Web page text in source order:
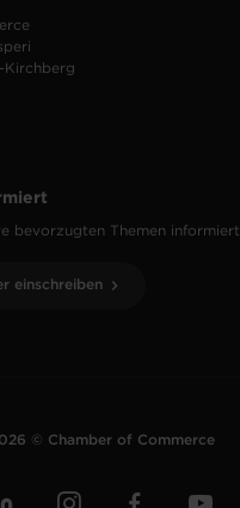
bevorzugten Themen informiert.
einschreiben
Kirchberg
© Chamber of Commerce